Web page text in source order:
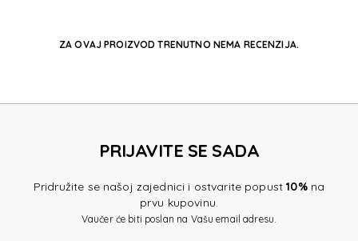
ZA OVAJ PROIZVOD TRENUTNO NEMA RECENZIJA.
PRIJAVITE SE SADA
Pridružite se našoj zajednici i ostvarite popust10%na
prvu kupovinu.
Vaučer će biti poslan na Vašu email adresu.